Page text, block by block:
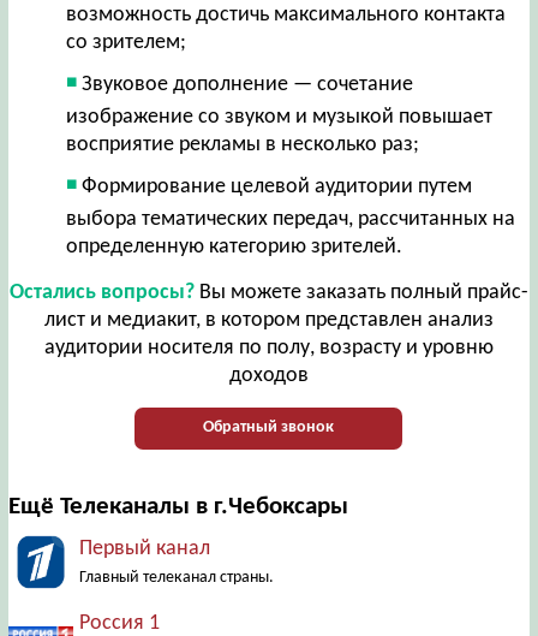
возможность достичь максимального контакта
со зрителем;
Звуковое дополнение — сочетание
изображение со звуком и музыкой повышает
восприятие рекламы в несколько раз;
Формирование целевой аудитории путем
выбора тематических передач, рассчитанных на
определенную категорию зрителей.
Остались вопросы?Вы можете заказать полный прайс-
лист и медиакит, в котором представлен анализ
аудитории носителя по полу, возрасту и уровню
доходов
Обратный звонок
Ещё Телеканалы в г.Чебоксары
Первый канал
Главный телеканал страны.
Россия 1